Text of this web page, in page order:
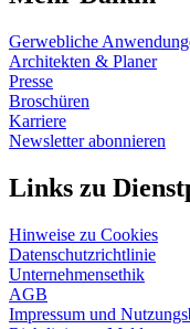
Gerwebliche
Architekten & Planer
Presse
Broschüren
Karriere
Newsletter abonnieren
Links zu
Hinweise zu Cookies
Datenschutzrichtlinie
Unternehmensethik
AGB
Impressum und